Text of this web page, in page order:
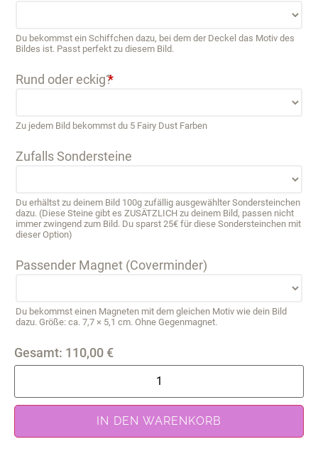
Du bekommst ein Schiffchen dazu, bei dem der Deckel das Motiv des
Bildes ist. Passt perfekt zu diesem Bild.
Rund oder eckig?*
Zu jedem Bild bekommst du 5 Fairy Dust Farben
Zufalls Sondersteine
Du erhältst zu deinem Bild 100g zufällig ausgewählter Sondersteinchen
dazu. (Diese Steine gibt es ZUSÄTZLICH zu deinem Bild, passen nicht
immer zwingend zum Bild. Du sparst 25€ für diese Sondersteinchen mit
dieser Option)
Passender Magnet (Coverminder)
Du bekommst einen Magneten mit dem gleichen Motiv wie dein Bild
dazu. Größe: ca. 7,7 × 5,1 cm. Ohne Gegenmagnet.
Gesamt: 110,00 €
IN DEN WARENKORB